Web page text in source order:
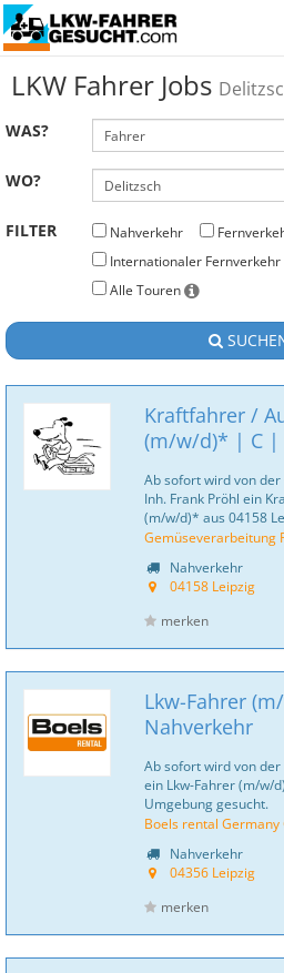
LKW Fahrer Jobs
WAS?
WO?
FILTER Nahverkehr
Internationaler Fernverkehr
Alle Touren
Kraftfahrer /
(m/w/d)* | C |
Ab sofort wird von
Inh. Frank Pröhl ein
(m/w/d)* aus 04158
Gemüseverarbeitung
Nahverkehr
04158 Leipzig
merken
Lkw-Fahrer
Nahverkehr
Ab sofort wird von
ein Lkw-Fahrer (m/w/
Umgebung gesucht.
Boels rental Germany
Nahverkehr
04356 Leipzig
merken